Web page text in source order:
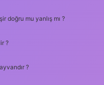
doğru mu yanlış mı ?
?
?